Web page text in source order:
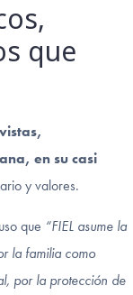
que
en su casi
y valores.
que “FIEL asume la
la familia como
por la protección de